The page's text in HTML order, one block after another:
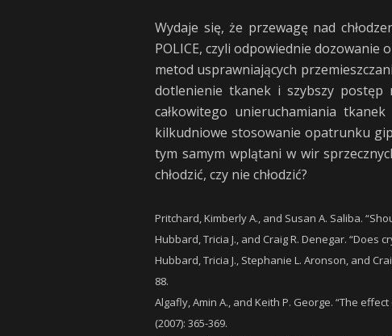
Wydaje się, że przewagę nad
POLICE, czyli odpowiednie
metod usprawniających
dotlenienie tkanek i szybszy postęp
całkowitego unieruchamiania
kilkudniowe stosowanie opatrunku
tym samym wplątani w wir
chłodzić, czy nie chłodzić?
Pritchard, Kimberly A., and Susan A. Saliba.
Hubbard, Tricia J., and Craig R. Denegar.
Hubbard, Tricia J., Stephanie L. Aronson, and
88.
Algafly, Amin A., and Keith P. George. “The
(2007): 365-369.